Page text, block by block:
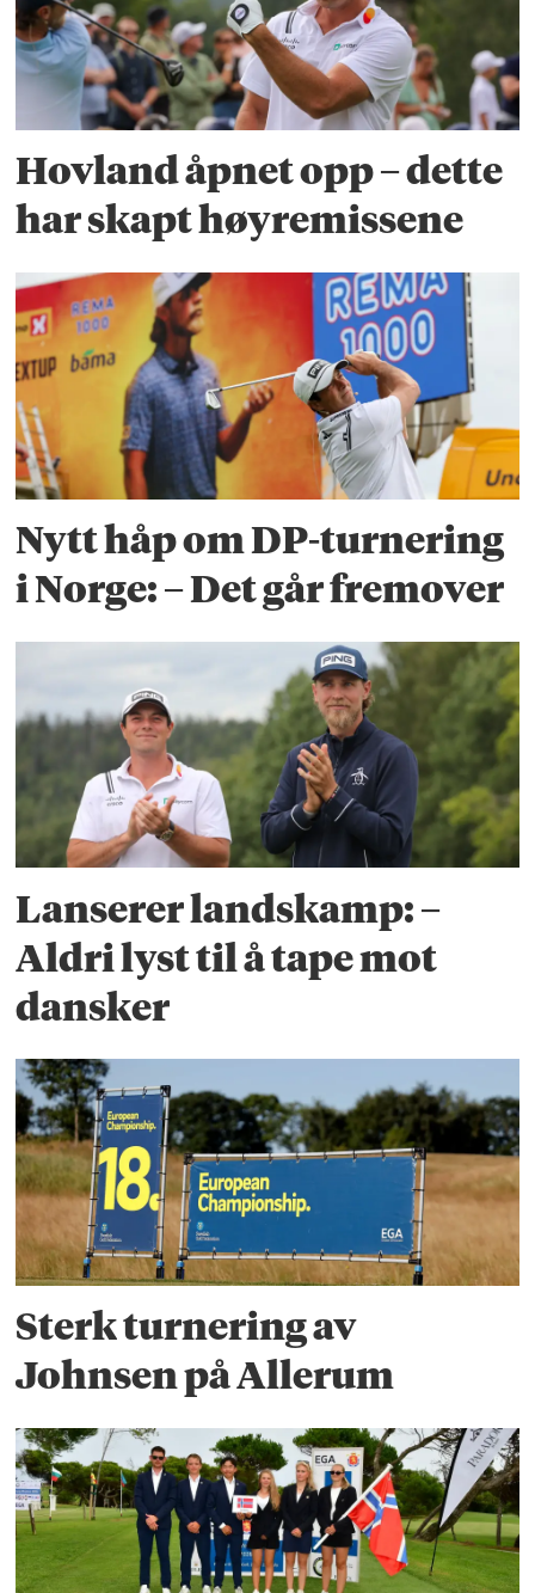
Hovland åpnet opp – dette
har skapt høyremissene
Nytt håp om DP-turnering
i Norge: – Det går fremover
Lanserer landskamp: –
Aldri lyst til å tape mot
dansker
Sterk turnering av
Johnsen på Allerum